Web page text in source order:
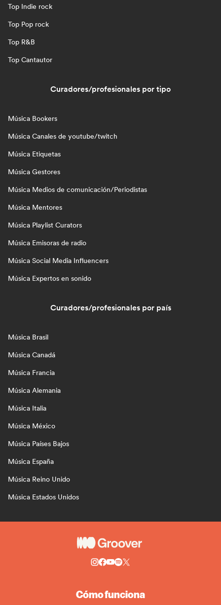
Top Indie rock
Top Pop rock
Top R&B
Top Cantautor
Curadores/profesionales por tipo
Música Bookers
Música Canales de youtube/twitch
Música Etiquetas
Música Gestores
Música Medios de comunicación/Periodistas
Música Mentores
Música Playlist Curators
Música Emisoras de radio
Música Social Media Influencers
Música Expertos en sonido
Curadores/profesionales por país
Música Brasil
Música Canadá
Música Francia
Música Alemania
Música Italia
Música México
Música Países Bajos
Música España
Música Reino Unido
Música Estados Unidos
Cómo funciona